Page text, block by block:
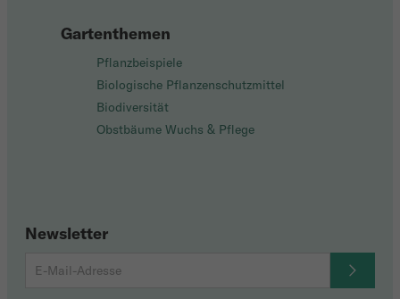
Gartenthemen
Pflanzbeispiele
Biologische Pflanzenschutzmittel
Biodiversität
Obstbäume Wuchs & Pflege
Newsletter